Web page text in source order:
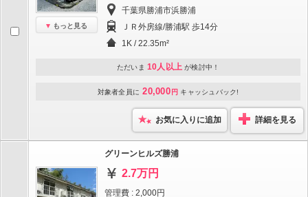
もっと見る
千葉県勝浦市浜勝浦
ＪＲ外房線/勝浦駅 歩14分
1K / 22.35m²
ただいま 10人以上 が検討中！
対象者全員に 20,000 円 キャッシュバック!
お気に入りに追加 詳細を見る
グリーンヒルズ勝浦
2.7万円
管理費 : 2,000円